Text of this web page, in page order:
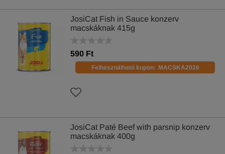
JosiCat Fish in Sauce konzerv
macskáknak 415g
590 Ft
Felhasználható kupon: MACSKA2026
JosiCat Paté Beef with parsnip konzerv
macskáknak 400g